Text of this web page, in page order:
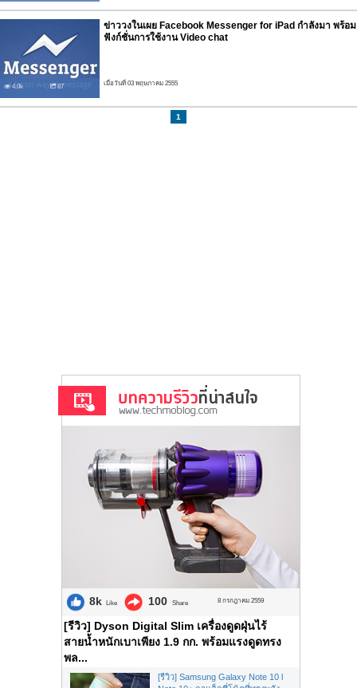
4.0k 87
ข่าววงในเผย Facebook Messenger for iPad กำลังมา พร้อม
ฟังก์ชั่นการใช้งาน Video chat
เมื่อวันที่ 03 พฤษภาคม 2555
1
8k Like 100 Share 8 กรกฎาคม 2559
[รีวิว] Dyson Digital Slim เครื่องดูดฝุ่นไร้
สายน้ำหนักเบาเพียง 1.9 กก. พร้อมแรงดูดทรง
พล...
[รีวิว] Samsung Galaxy Note 10 l